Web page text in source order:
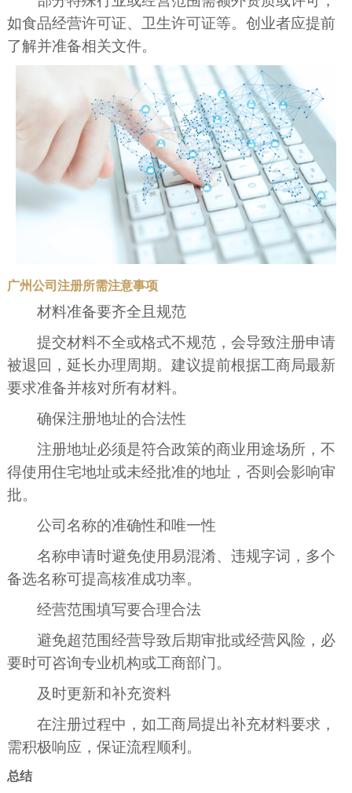
如食品经营许可证、卫生许可证等。创业者应提前
了解并准备相关文件。
广州公司注册所需注意事项
材料准备要齐全且规范
提交材料不全或格式不规范，会导致注册申请
被退回，延长办理周期。建议提前根据工商局最新
要求准备并核对所有材料。
确保注册地址的合法性
注册地址必须是符合政策的商业用途场所，不
得使用住宅地址或未经批准的地址，否则会影响审
批。
公司名称的准确性和唯一性
名称申请时避免使用易混淆、违规字词，多个
备选名称可提高核准成功率。
经营范围填写要合理合法
避免超范围经营导致后期审批或经营风险，必
要时可咨询专业机构或工商部门。
及时更新和补充资料
在注册过程中，如工商局提出补充材料要求，
需积极响应，保证流程顺利。
总结